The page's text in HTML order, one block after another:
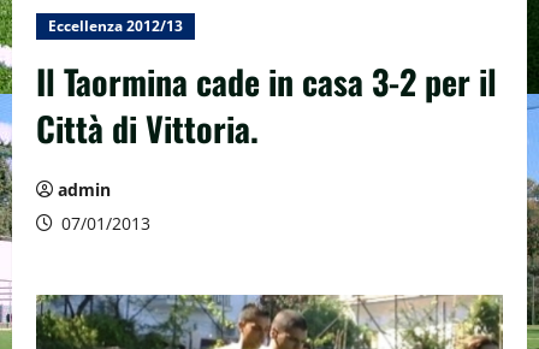
Eccellenza 2012/13
Il Taormina cade in casa 3-2 per il
Città di Vittoria.
admin
07/01/2013